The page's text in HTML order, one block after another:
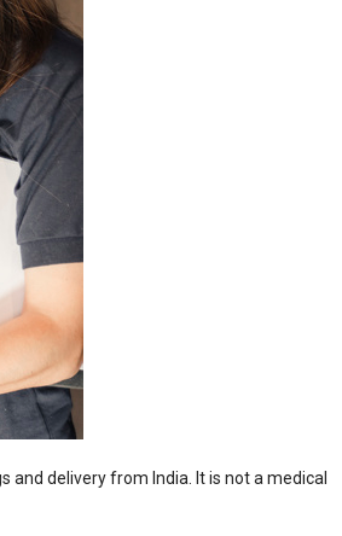
delivery from India. It is not a medical